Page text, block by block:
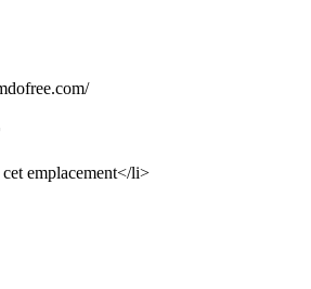
emplacement</li>